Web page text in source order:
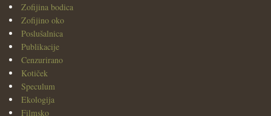
Zofijina bodica
Zofijino oko
Poslušalnica
Publikacije
Cenzurirano
Kotiček
Speculum
Ekologija
Filmsko